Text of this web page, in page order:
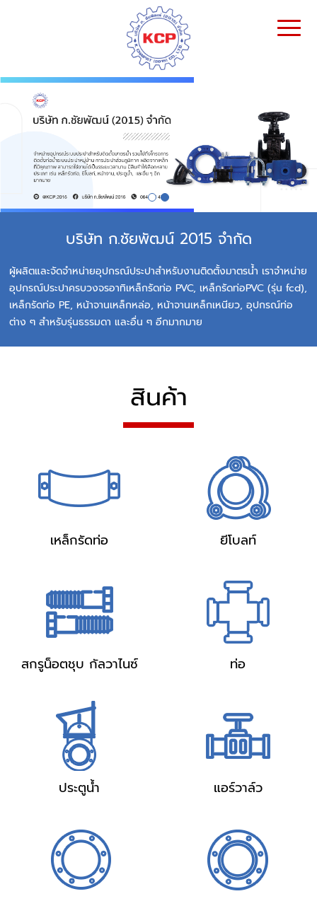
บริษัท ก.ชัยพัฒน์ 2015 จำกัด
ผู้ผลิตและจัดจำหน่ายอุปกรณ์ประปาสำหรับงานติดตั้งมาตรน้ำ เราจำหน่าย
อุปกรณ์ประปาครบวงจรอาทิเหล็กรัดท่อ PVC, เหล็กรัดท่อPVC (รุ่น fcd),
เหล็กรัดท่อ PE, หน้าจานเหล็กหล่อ, หน้าจานเหล็กเหนียว, อุปกรณ์ท่อ
ต่าง ๆ สำหรับรุ่นธรรมดา และอื่น ๆ อีกมากมาย
สินค้า
เหล็กรัดท่อ ยีโบลท์
สกรูน็อตชุบ กัลวาไนซ์ ท่อ
ประตูน้ำ แอร์วาล์ว